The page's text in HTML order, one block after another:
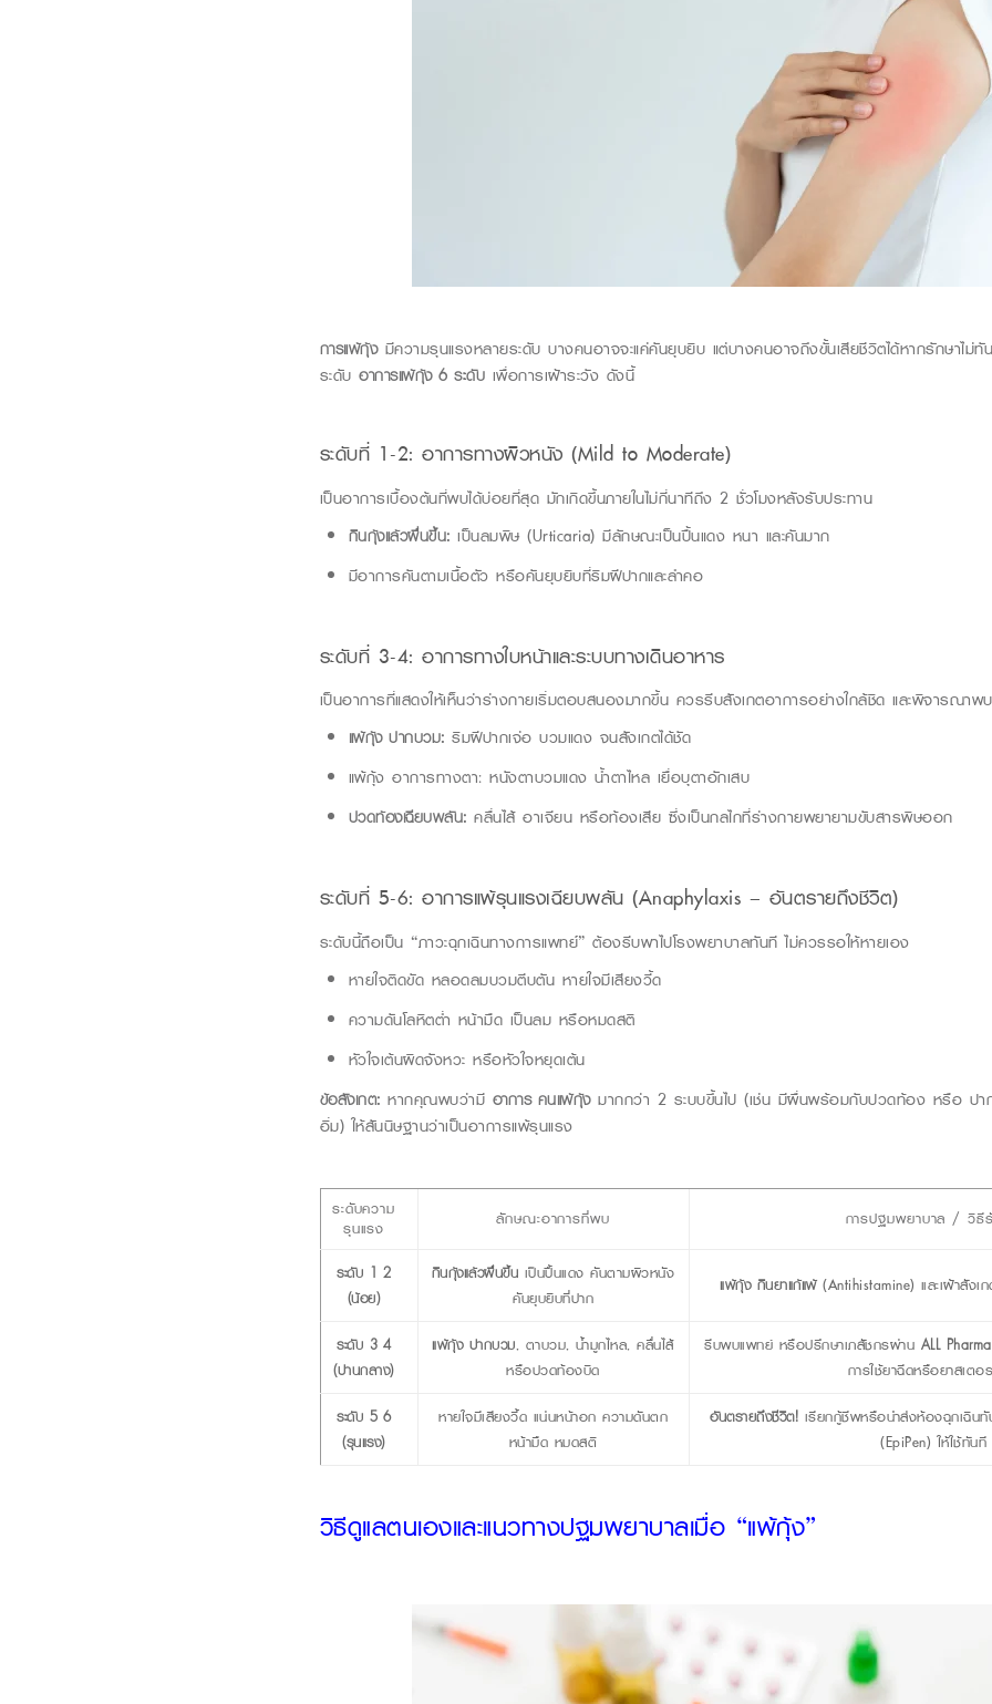
การแพ้กุ้งมีความรุนแรงหลายระดับ บางคนอาจจะแค่คันยุบยิบ แต่บางคนอาจถึงขั้นเสียชีวิตได้หากรักษาไม่ทั
ระดับ อาการแพ้กุ้ง6 ระดับ เพื่อการเฝ้าระวัง ดังนี้
ระดับที่ 1-2: อาการทางผิวหนัง (Mild to Moderate)
เป็นอาการเบื้องต้นที่พบได้บ่อยที่สุด มักเกิดขึ้นภายในไม่กี่นาทีถึง 2 ชั่วโมงหลังรับประทาน
กินกุ้งแล้วผื่นขึ้น: เป็นลมพิษ(Urticaria) มีลักษณะเป็นปื้นแดง หนา และคันมาก
มีอาการคันตามเนื้อตัว หรือคันยุบยิบที่ริมฝีปากและลำคอ
ระดับที่ 3-4: อาการทางใบหน้าและระบบทางเดินอาหาร
เป็นอาการที่แสดงให้เห็นว่าร่างกายเริ่มตอบสนองมากขึ้น ควรรีบสังเกตอาการอย่างใกล้ชิด และพิจารณาพ
แพ้กุ้ง ปากบวม: ริมฝีปากเจ่อ บวมแดง จนสังเกตได้ชัด
แพ้กุ้ง อาการทางตา: หนังตาบวมแดง น้ำตาไหล เยื่อบุตาอักเสบ
ปวดท้องเฉียบพลัน: คลื่นไส้ อาเจียน หรือท้องเสีย ซึ่งเป็นกลไกที่ร่างกายพยายามขับสารพิษออก
ระดับที่ 5-6: อาการแพ้รุนแรงเฉียบพลัน (Anaphylaxis – อันตรายถึงชีวิต)
ระดับนี้ถือเป็น “ภาวะฉุกเฉินทางการแพทย์” ต้องรีบพาไปโรงพยาบาลทันที ไม่ควรรอให้หายเอง
หายใจติดขัด หลอดลมบวมตีบตัน หายใจมีเสียงวี้ด
ความดันโลหิตต่ำ หน้ามืด เป็นลม หรือหมดสติ
หัวใจเต้นผิดจังหวะ หรือหัวใจหยุดเต้น
ข้อสังเกต: หากคุณพบว่ามี อาการ คนแพ้กุ้งมากกว่า 2 ระบบขึ้นไป (เช่น มีผื่นพร้อมกับปวดท้อง หรือ ปา
อิ่ม) ให้สันนิษฐานว่าเป็นอาการแพ้รุนแรง
ระดับความ
รุนแรง ลักษณะอาการที่พบ การปฐมพยาบาล / วิธี
ระดับ 1-2
(น้อย)
กินกุ้งแล้วผื่นขึ้น เป็นปื้นแดง คันตามผิวหนัง
คันยุบยิบที่ปาก
แพ้กุ้ง กินยาแก้แพ้(Antihistamine) และเฝ้าสัง
ระดับ 3-4
(ปานกลาง)
แพ้กุ้ง ปากบวม, ตาบวม, น้ำมูกไหล, คลื่นไส้
หรือปวดท้องบิด
รีบพบแพทย์ หรือปรึกษาเภสัชกรผ่าน ALL
การใช้ยาฉีดหรือยาสเต
ระดับ 5-6
(รุนแรง)
หายใจมีเสียงวี้ด แน่นหน้าอก ความดันตก
หน้ามืด หมดสติ
อันตรายถึงชีวิต! เรียกกู้ชีพหรือนำส่งห้องฉุกเฉิน
(EpiPen) ให้ใช้ทันที
วิธีดูแลตนเองและแนวทางปฐมพยาบาลเมื่อ “แพ้กุ้ง”